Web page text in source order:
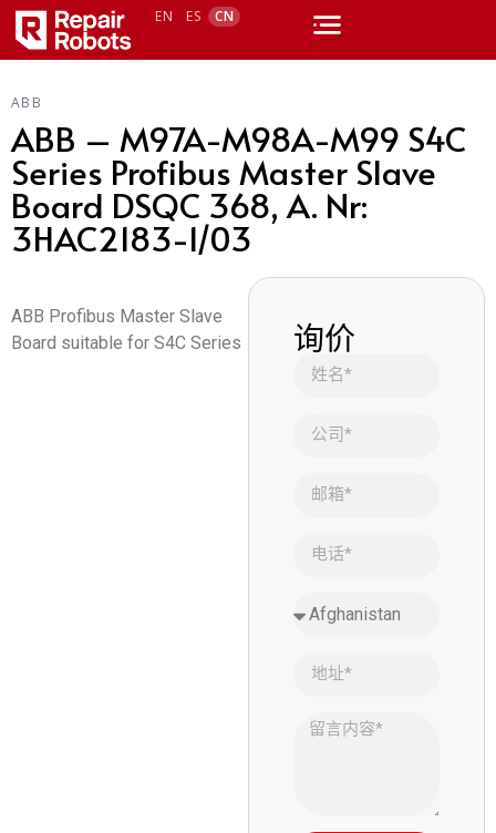
EN ES CN
ABB
ABB – M97A-M98A-M99 S4C
Series Profibus Master Slave
Board DSQC 368, A. Nr:
3HAC2183-1/03
ABB Profibus Master Slave
Board suitable for S4C Series
询价